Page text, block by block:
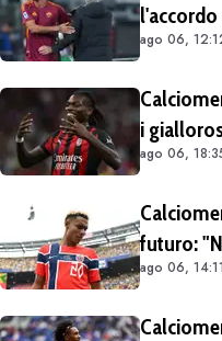
ago 06,
i
situazioni
ago 06,
futuro:
Lipsia".
ago 06, 14:11